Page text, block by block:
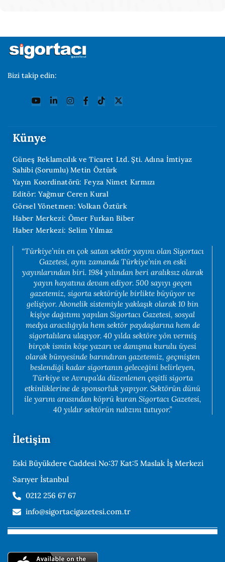
Bizi takip edin:
Künye
Güneş Reklamcılık ve Ticaret Ltd. Şti. Adına İmtiyaz
Sahibi (Sorumlu) Metin Öztürk
Yayın Koordinatörü: Feyza Nimet Kırmızı
Editör: Yağmur Ceren Kural
Görsel Yönetmen: Volkan Öztürk
Haber Merkezi: Ömer Furkan Biber
Haber Merkezi: Selim Yılmaz
“Türkiye’nin en çok satan sektör yayını olan Sigortacı
Gazetesi, aynı zamanda Türkiye’nin en eski
yayınlarından biri. 1984 yılından beri aralıksız olarak
yayın hayatına devam ediyor. 500 sayıyı geçen
gazetemiz, sigorta sektörüyle birlikte büyüyor ve
gelişiyor. Abonelik sistemiyle yaklaşık olarak 10 bin
kişiye dağıtımı yapılan Sigortacı Gazetesi, sosyal
medya aracılığıyla hem sektör paydaşlarına hem de
sigortalılara ulaşıyor. 40 yılda sektöre yön vermiş
birçok ismin köşe yazarı ve danışma kurulu üyesi
olarak bünyesinde barındıran gazetemiz, geçmişten
beslendiği kadar sigortanın geleceğini belirleyen,
Türkiye ve Avrupa’da düzenlenen çeşitli sigorta
etkinliklerine de sponsorluk yapıyor. Sektörün dünü
ile yarını arasından köprü kuran Sigortacı Gazetesi,
40 yıldır sektörün nabzını tutuyor.”
İletişim
Eski Büyükdere Caddesi No:37 Kat:5 Maslak İş Merkezi
Sarıyer İstanbul
0212 256 67 67
info@sigortacigazetesi.com.tr